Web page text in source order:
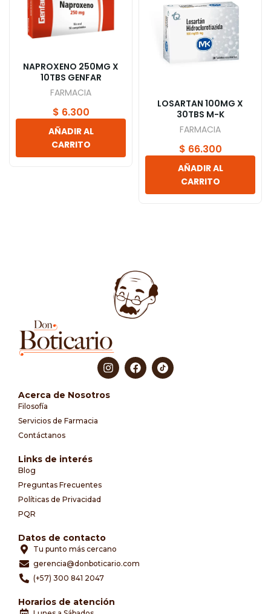
NAPROXENO 250MG X
10TBS GENFAR
FARMACIA
$ 6.300
AÑADIR AL
CARRITO
LOSARTAN 100MG X
30TBS M-K
FARMACIA
$ 66.300
AÑADIR AL
CARRITO
Acerca de Nosotros
Filosofía
Servicios de Farmacia
Contáctanos
Links de interés
Blog
Preguntas Frecuentes
Políticas de Privacidad
PQR
Datos de contacto
Tu punto más cercano
gerencia@donboticario.com
(+57) 300 841 2047
Horarios de atención